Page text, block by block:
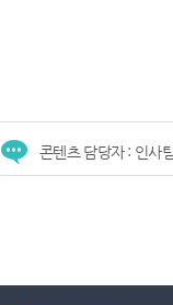
콘텐츠 담당자 : 인사